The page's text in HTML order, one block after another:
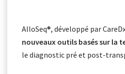
AlloSeq®, développé par
nouveaux outils basés sur la
le diagnostic pré et post-